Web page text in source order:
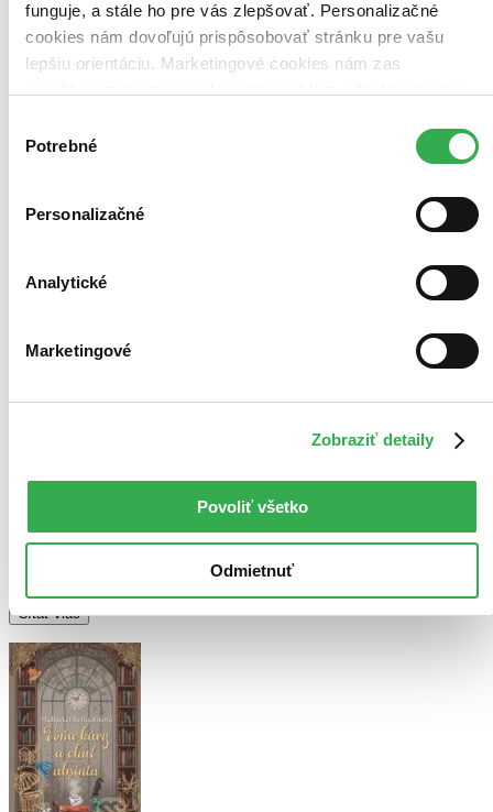
funguje, a stále ho pre vás zlepšovať. Personalizačné
cookies nám dovoľujú prispôsobovať stránku pre vašu
lepšiu orientáciu. Marketingové cookies nám zas
keby sme mohli používať všetky tieto cookies. Ďakujeme!
súhlasu
Potrebné
Personalizačné
Analytické
Marketingové
Zobraziť detaily
Povoliť všetko
Odmietnuť
Moje aktivity
07.11.2024 05:45
Obal a obriezka knihy su nadherne. Keď mám byt úprimná začiatok
som to nevzdala a prečítala krásny pribeh
Čítať viac